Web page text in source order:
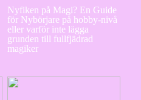
Nyfiken på Magi? En Guide
för Nybörjare på hobby-nivå
eller varför inte lägga
grunden till fullfjädrad
magiker